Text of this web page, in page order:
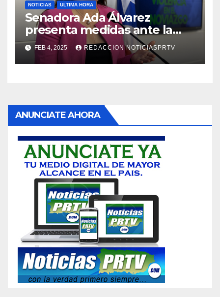
NOTICIAS ULTIMA HORA
Senadora Ada Álvarez
presenta medidas ante la
violencia en el noviazgo
FEB 4, 2025 REDACCION NOTICIASPRTV
ANUNCIATE AHORA